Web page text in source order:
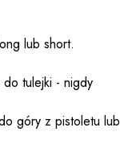
lub short.
do tulejki - nigdy
góry z pistoletu lub